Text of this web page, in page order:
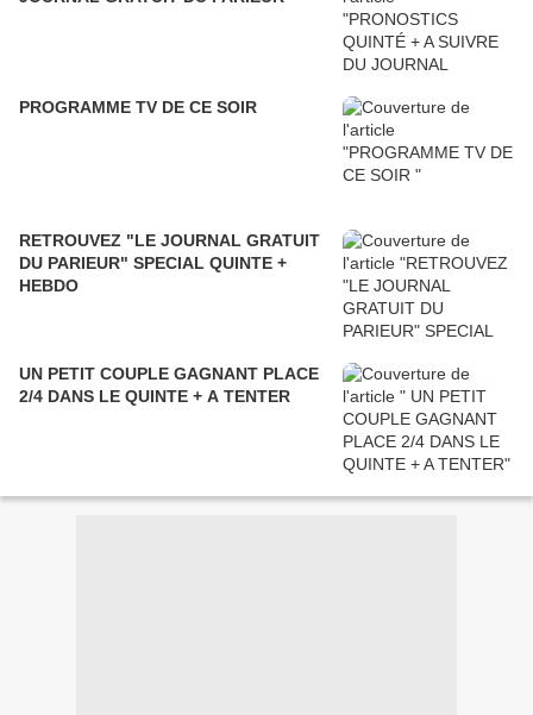
PROGRAMME TV DE CE SOIR
RETROUVEZ "LE JOURNAL GRATUIT
DU PARIEUR" SPECIAL QUINTE +
HEBDO
UN PETIT COUPLE GAGNANT PLACE
2/4 DANS LE QUINTE + A TENTER